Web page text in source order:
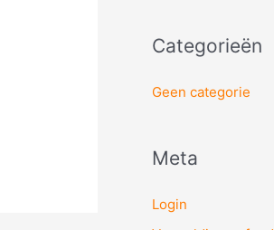
Categorieën
Geen categorie
Meta
Login